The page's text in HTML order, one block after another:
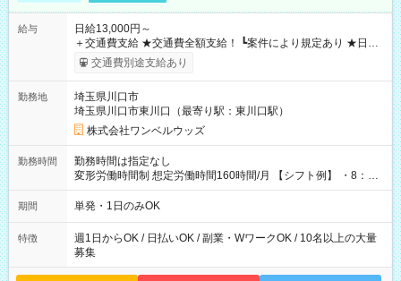
給与
日給13,000円～
＋交通費支給 ★交通費全額支給！ ┗案件により規定あり ★日払
いOK！（規定あり） ┗働いたその日に現金GET♪ お仕事後はコ
ンビニATMから 日払い分を引き落とせます！ 【試用期間】試
交通費別途支給あり
勤務地
埼玉県川口市
埼玉県川口市東川口（最寄り駅：東川口駅）
株式会社ワンベルウッズ
勤務時間
勤務時間は指定なし
変形労働時間制 想定労働時間160時間/月 【シフト例】 ・8：00
～21：00
期間 単発・1日のみOK
特徴
週1日からOK / 日払いOK / 副業・WワークOK / 10名以上の大量
募集